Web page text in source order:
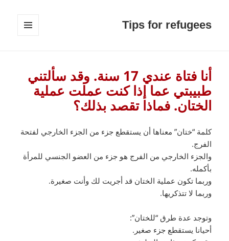
Tips for refugees
أنا فتاة عندي 17 سنة. وقد سألتني
طبيبتي عما إذا كنت عملت عملية
الختان. فماذا تقصد بذلك؟
كلمة “ختان” معناها أن يستقطع جزء من الجزء الخارجي لفتحة
الفرج.
والجزء الخارجي من الفرج هو جزء من العضو الجنسي للمرأة
بأكمله.
وربما تكون عملية الختان قد أجريت لك وأنت صغيرة.
وربما لا تتذكريها.
وتوجد عدة طرق “للختان”:
أحيانا يستقطع جزء صغير.